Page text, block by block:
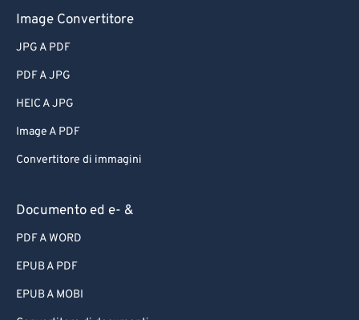
Image Convertitore
JPG A PDF
PDF A JPG
HEIC A JPG
Image A PDF
Convertitore di immagini
Documento ed e- &
PDF A WORD
EPUB A PDF
EPUB A MOBI